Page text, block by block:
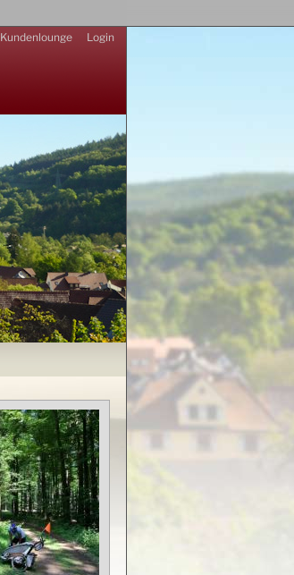
Kundenlounge Login